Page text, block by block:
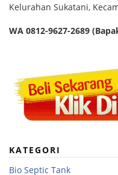
Kelurahan Sukatani,
WA 0812-9627-2689
KATEGORI
Bio Septic Tank